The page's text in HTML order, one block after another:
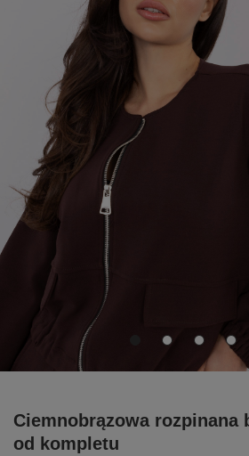
Ciemnobrązowa rozpinana
od kompletu